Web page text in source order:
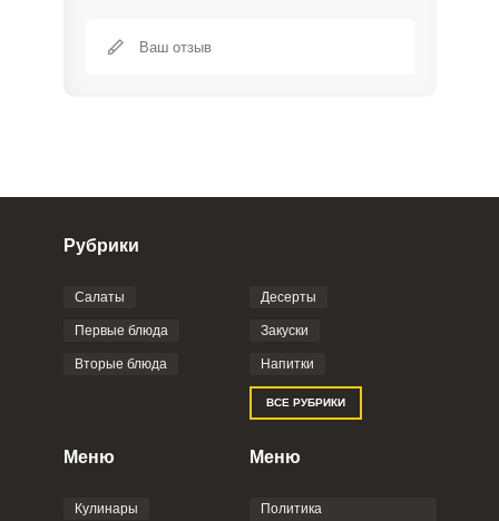
Фото до 4 шт, до 5 mb
Отправляя эту форму, вы соглашаетесь с
Политикой
Пользовательским
соглашением
Рубрики
Салаты
Первые блюда
Вторые блюда
Десерты
Закуски
Напитки
ВСЕ РУБРИКИ
Меню
Кулинары
Меню
Политика